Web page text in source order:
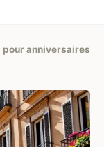
anniversaires